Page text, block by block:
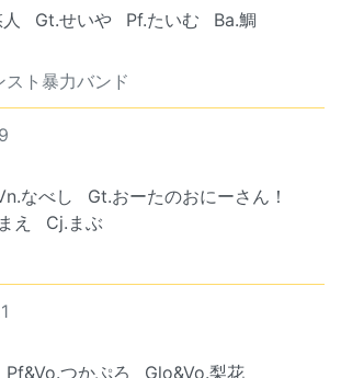
Gt.せいや Pf.たいむ
Ba.鯛
ト暴力バンド
なべし
Gt.おーたのおにーさん！
え
Cj.まぶ
Pf&Vo.つかぷろ
Glo&Vo.梨花